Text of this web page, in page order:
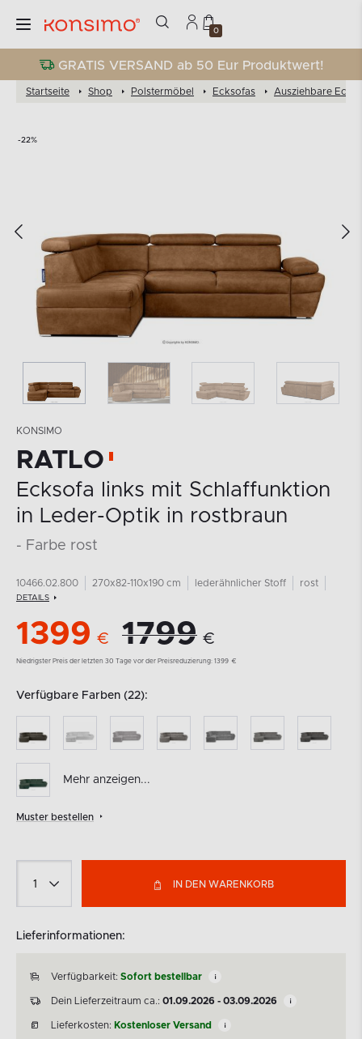
0
GRATIS VERSAND ab 50 Eur Produktwert!
Startseite Shop Polstermöbel Ecksofas Ausziehbare
-22%
KONSIMO
RATLO
Ecksofa links mit Schlaffunktion
in Leder-Optik in rostbraun
- Farbe rost
10466.02.800 270x82-110x190 cm lederähnlicher Stoff rost
DETAILS
1399 € 1799 €
Niedrigster Preis der letzten 30 Tage vor der Preisreduzierung: 1399 €
Verfügbare Farben (22):
Mehr anzeigen...
Muster bestellen
IN DEN WARENKORB
Lieferinformationen:
Verfügbarkeit: Sofort bestellbar
Dein Lieferzeitraum ca.: 01.09.2026 - 03.09.2026
Lieferkosten: Kostenloser Versand